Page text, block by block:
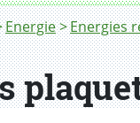
Energie Energies